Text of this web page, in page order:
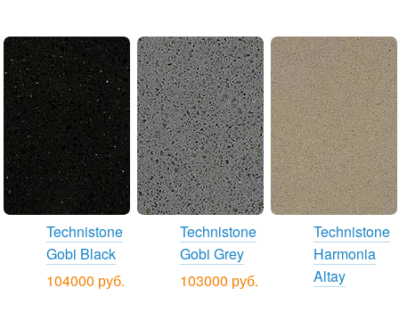
Technistone
Gobi Black
104000 руб.
Technistone
Gobi Grey
103000 руб.
Technistone
Harmonia
Altay